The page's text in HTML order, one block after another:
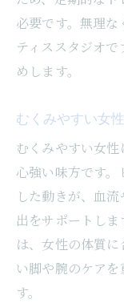
必要です。無理
ティススタジオ
めします。
むくみやすい女
むくみやすい女
心強い味方です
した動きが、血
出をサポートし
は、女性の体質
い脚や腕のケア
す。